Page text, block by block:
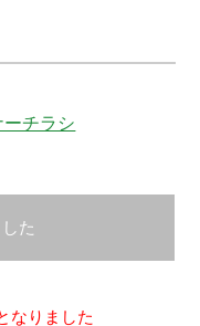
チラシ
た
りました